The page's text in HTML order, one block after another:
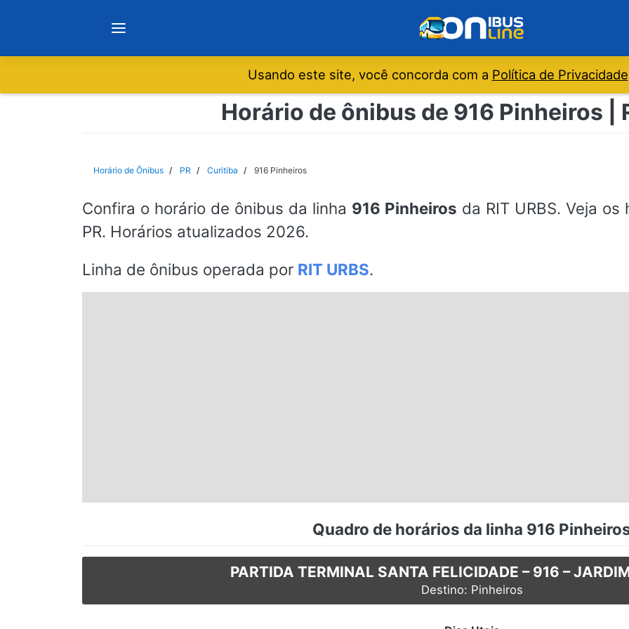
Notícias
São Paulo
Rio de Janeiro
Nordeste
Usando este site, você concorda com a Política de Privacidade
Horário de ônibus de 916 Pinheiros |
Horário de Ônibus PR Curitiba 916 Pinheiros
Confira o horário de ônibus da linha 916 Pinheiros da RIT URBS. Veja
PR. Horários atualizados 2026.
Linha de ônibus operada por RIT URBS.
Quadro de horários da linha 916
PARTIDA TERMINAL SANTA FELICIDADE – 916 –
Destino: Pinheiros